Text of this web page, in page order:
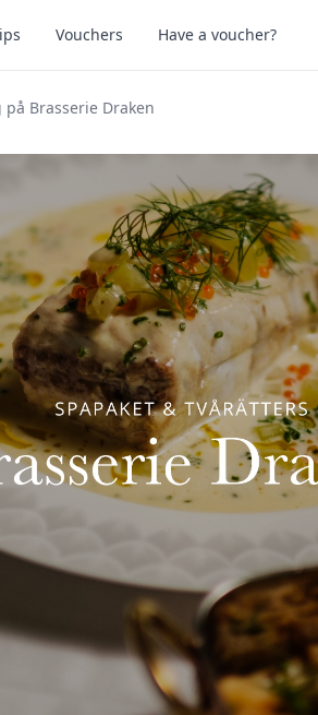
Vouchers Have a voucher?
Brasserie Draken